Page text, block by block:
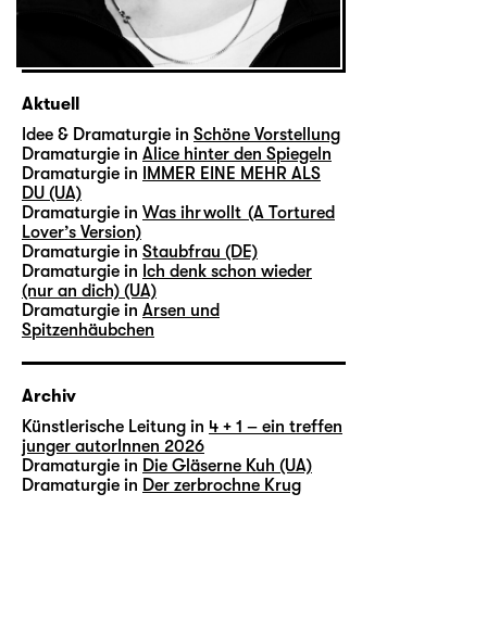
Aktuell
Idee & Dramaturgie in Schöne Vorstellung
Dramaturgie in Alice hinter den Spiegeln
Dramaturgie in
IMMER EINE MEHR ALS
DU (UA)
Dramaturgie in Was ihr wollt (A Tortured
Lover’s Version)
Dramaturgie in Staubfrau (DE)
Dramaturgie in Ich denk schon wieder
(nur an dich) (UA)
Dramaturgie in Arsen und
Spitzenhäubchen
Archiv
Künstlerische Leitung in 4 + 1 – ein treffen
junger autorInnen 2026
Dramaturgie in Die Gläserne Kuh (UA)
Dramaturgie in Der zerbrochne Krug